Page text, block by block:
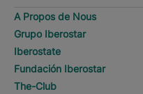
A Propos de Nous
Grupo Iberostar
Iberostate
Fundación Iberostar
The-Club